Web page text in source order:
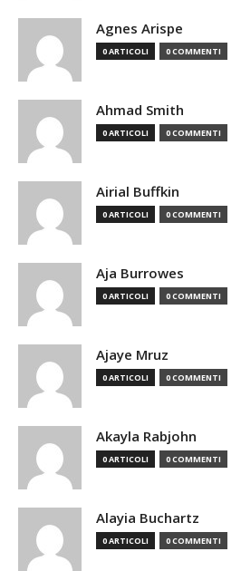
Agnes Arispe
0 ARTICOLI 0 COMMENTI
Ahmad Smith
0 ARTICOLI 0 COMMENTI
Airial Buffkin
0 ARTICOLI 0 COMMENTI
Aja Burrowes
0 ARTICOLI 0 COMMENTI
Ajaye Mruz
0 ARTICOLI 0 COMMENTI
Akayla Rabjohn
0 ARTICOLI 0 COMMENTI
Alayia Buchartz
0 ARTICOLI 0 COMMENTI